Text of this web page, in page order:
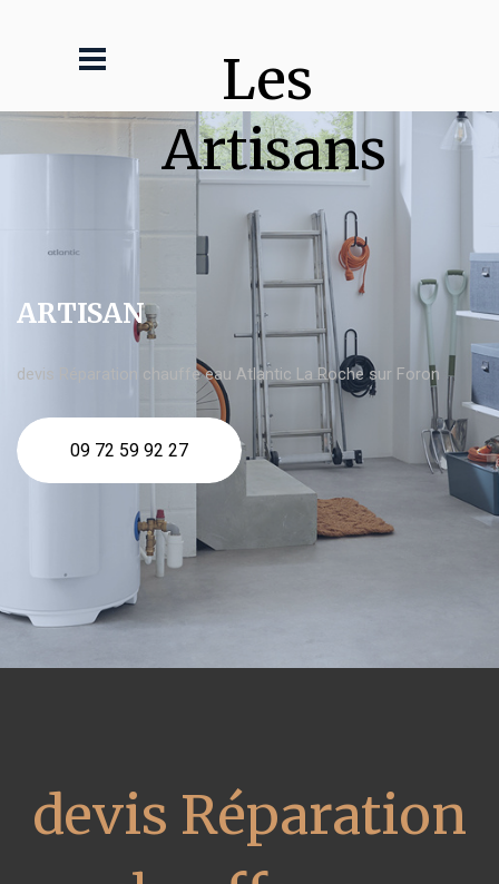
Les
Artisans
ARTISAN
devis Réparation chauffe eau Atlantic La Roche sur Foron
09 72 59 92 27
devis Réparation